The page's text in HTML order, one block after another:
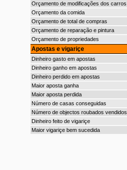
Orçamento de modificações dos carros
Orçamento da comida
Orçamento de total de compras
Orçamento de reparação e pintura
Orçamento de propriedades
Apostas e vigariçe
Dinheiro gasto em apostas
Dinheiro ganho em apostas
Dinheiro perdido em apostas
Maior aposta ganha
Maior aposta perdida
Número de casas conseguidas
Número de objectos roubados vendidos
Dinheiro feito de vigariçe
Maior vigariçe bem sucedida